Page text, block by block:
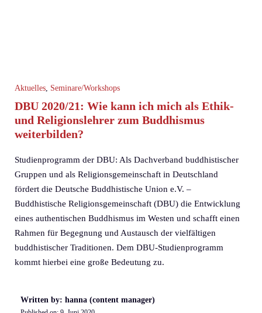
Aktuelles, Seminare/Workshops
DBU 2020/21: Wie kann ich mich als Ethik-
und Religionslehrer zum Buddhismus
weiterbilden?
Studienprogramm der DBU: Als Dachverband buddhistischer
Gruppen und als Religionsgemeinschaft in Deutschland
fördert die Deutsche Buddhistische Union e.V. –
Buddhistische Religionsgemeinschaft (DBU) die Entwicklung
eines authentischen Buddhismus im Westen und schafft einen
Rahmen für Begegnung und Austausch der vielfältigen
buddhistischer Traditionen. Dem DBU-Studienprogramm
kommt hierbei eine große Bedeutung zu.
Written by: hanna (content manager)